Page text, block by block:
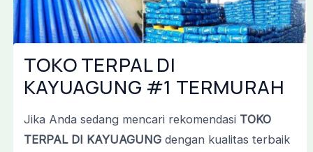
TOKO TERPAL DI
KAYUAGUNG #1 TERMURAH
Jika Anda sedang mencari rekomendasi TOKO
TERPAL DI KAYUAGUNGdengan kualitas terbaik